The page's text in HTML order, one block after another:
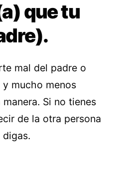
que tu
mal del padre o
mucho menos
Si no tienes
de la otra persona